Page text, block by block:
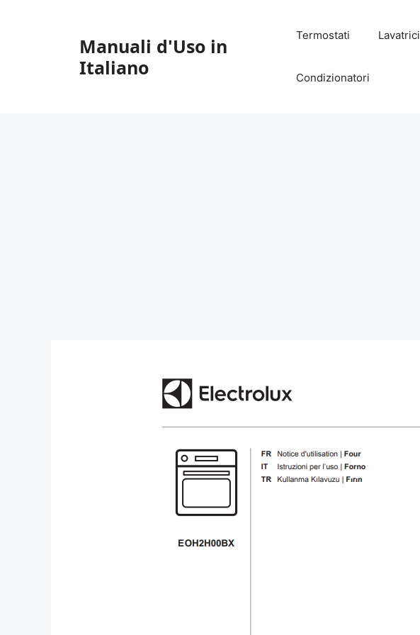
Manuali d'Uso in
Italiano
Termostati Lavatrici
Condizionatori